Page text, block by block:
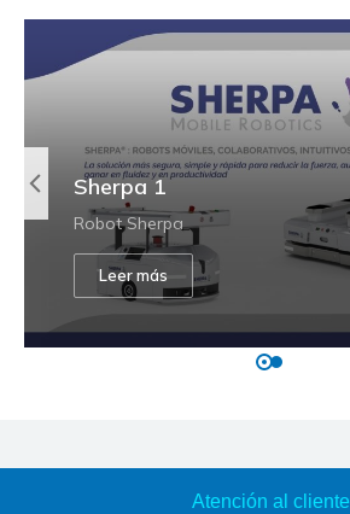
Sherpa 1
Robot Sherpa
Leer más
Atención al cliente